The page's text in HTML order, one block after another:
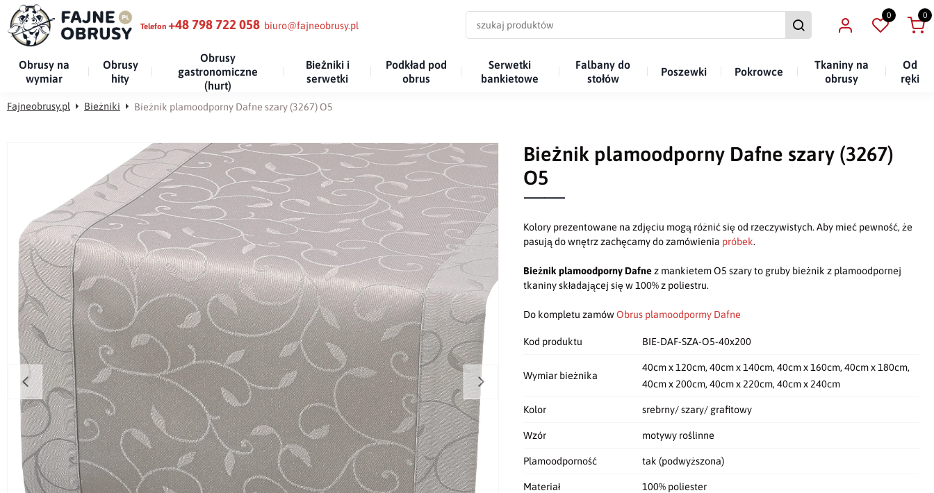
Telefon +48 798 722 058 biuro@fajneobrusy.pl
0 0
Obrusy na
wymiar
Obrusy
hity
Obrusy
gastronomiczne
(hurt)
Bieżniki i
serwetki
Podkład pod
obrus
Serwetki
bankietowe
Falbany do
stołów
Poszewki Pokrowce
Tkaniny na
obrusy
Od
ręki
Fajneobrusy.pl Bieżniki Bieżnik plamoodporny Dafne szary (3267) O5
Bieżnik plamoodporny Dafne szary (3267)
O5
Kolory prezentowane na zdjęciu mogą różnić się od rzeczywistych. Aby mieć pewność, że
pasują do wnętrz zachęcamy do zamówienia próbek.
Bieżnik plamoodporny Dafnez mankietem O5 szary to gruby bieżnik z plamoodpornej
tkaniny składającej się w 100% z poliestru.
Do kompletu zamówObrus plamoodpormy Dafne
Kod produktu BIE-DAF-SZA-O5-40x200
Wymiar bieżnika
40cm x 120cm, 40cm x 140cm, 40cm x 160cm, 40cm x 180cm,
40cm x 200cm, 40cm x 220cm, 40cm x 240cm
Kolor srebrny/ szary/ grafitowy
Wzór motywy roślinne
Plamoodporność tak (podwyższona)
Materiał 100% poliester